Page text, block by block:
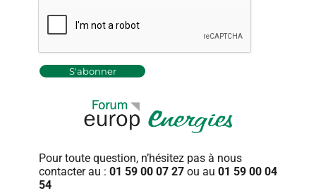
Pour toute question, n’hésitez pas à nous
contacter au : 01 59 00 07 27 ou au 01 59 00 04
54